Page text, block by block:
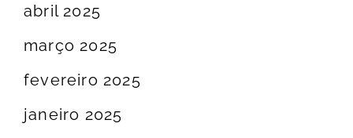
abril 2025
março 2025
fevereiro 2025
janeiro 2025